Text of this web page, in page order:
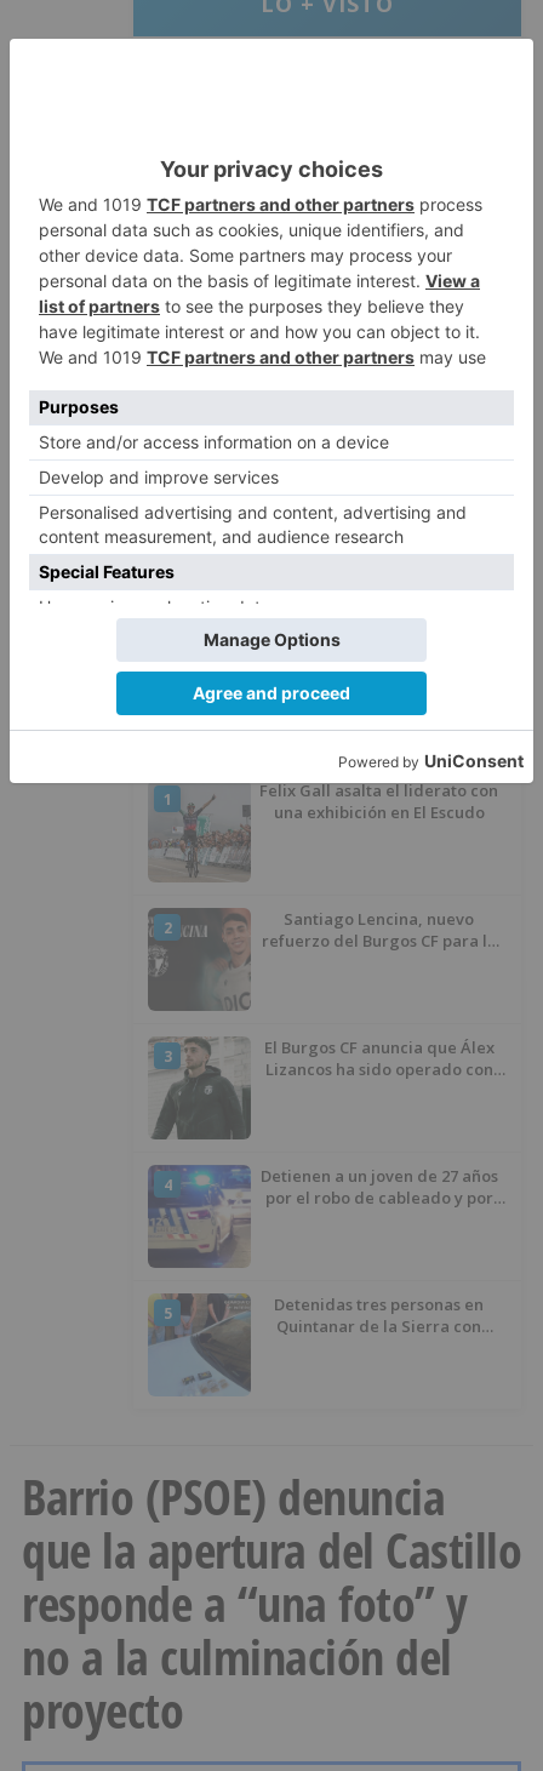
2
El poblado de El Encuentro de
Burgos a punto de culminar su
proceso de realojo
3
Un libro rescata la historia y
memoria del pueblo burgalés de
Huérmeces
4
CCOO Burgos tramita más de 200
expedientes de regularización
5
piscinas municipales de Burgos
llevan seis meses sin la
desinfección obligatoria contra
plagas
LO ÚLTIMO
1
Felix Gall asalta el liderato con
una exhibición en El Escudo
2
Santiago Lencina, nuevo
refuerzo del Burgos CF para la
3
El Burgos CF anuncia que Álex
Lizancos ha sido operado con
4
Detienen a un joven de 27 años
por el robo de cableado y por
5
Detenidas tres personas en
Quintanar de la Sierra con
Barrio (PSOE) denuncia
que la apertura del Castillo
responde a “una foto” y
no a la culminación del
proyecto